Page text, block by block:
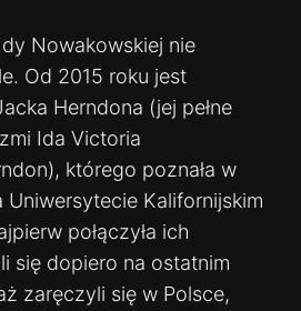
Nowakowskiej nie
Od 2015 roku jest
Herndona (jej pełne
Ida Victoria
którego poznała w
Kalifornijskim
połączyła ich
się dopiero na ostatnim
zaręczyli się w Polsce,